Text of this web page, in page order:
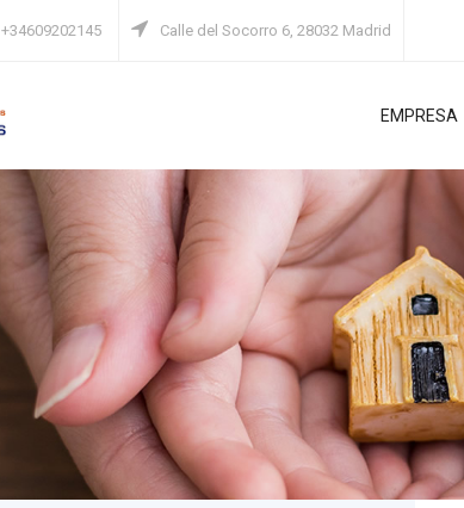
+34609202145 Calle del Socorro 6, 28032 Madrid
EMPRESA